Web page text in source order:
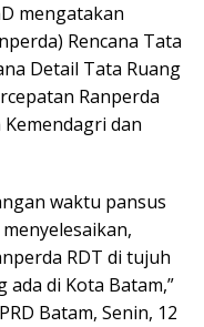
mengatakan
Rencana Tata
Detail Tata Ruang
Ranperda
dan
waktu pansus
RDT di tujuh
ada di Kota Batam,”
Batam, Senin, 12